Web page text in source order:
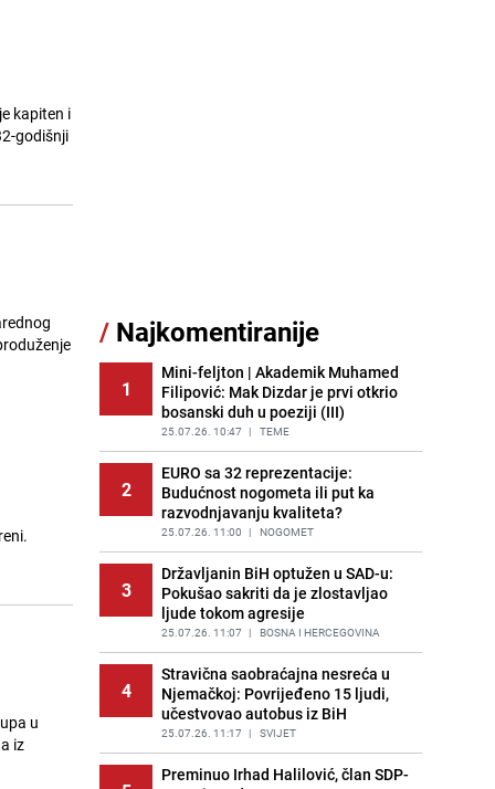
kapiten i
godišnji
u
iz
11
oduzeo zastavu s ljiljanima i
sankcionisao vozača iz Bosanskog
Novog
PRIJE 2 DANA | BOSNA I HERCEGOVINA
12
Borba trajala satima: Pogledajte
'grdosiju' od skoro tri metra koju su
braća izvukla iz mora
PRIJE 2 DANA | SVIJET
13
Gosti iz Njemačke napravili požar u
apartmanu u Istri, vlasniku se
smijali i pokazivali srednji prst
PRIJE 1 DAN | REGIJA
14
Jedan od najvećih gradova nije na
listi: Ovo su lokacije prvih Lidl
prodavnica u BiH
PRIJE OKO 17H | BOSNA I HERCEGOVINA
15
Kako očistiti staklo od tuš-kabina:
Jednostavni savjeti za očuvanje
sjaja
/ Najkomentiranije
1
Mini-feljton | Akademik Muhamed
Filipović: Mak Dizdar je prvi otkrio
bosanski duh u poeziji (III)
25.07.26. 10:47 | TEME
2
EURO sa 32 reprezentacije:
Budućnost nogometa ili put ka
razvodnjavanju kvaliteta?
25.07.26. 11:00 | NOGOMET
3
Državljanin BiH optužen u SAD-u:
Pokušao sakriti da je zlostavljao
ljude tokom agresije
25.07.26. 11:07 | BOSNA I HERCEGOVINA
4
Stravična saobraćajna nesreća u
Njemačkoj: Povrijeđeno 15 ljudi,
učestvovao autobus iz BiH
25.07.26. 11:17 | SVIJET
Preminuo Irhad Halilović, član SDP-